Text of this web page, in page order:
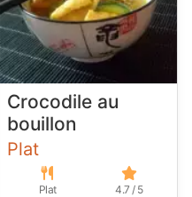
Crocodile au
bouillon
Plat
Plat 4.7 / 5